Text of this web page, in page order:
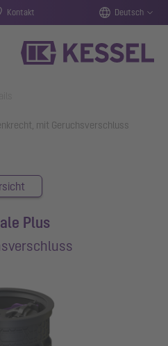
Kontakt Deutsch
mit Geruchsverschluss
Plus